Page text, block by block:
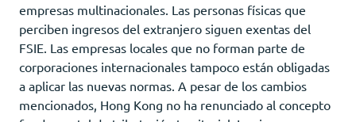
empresas multinacionales. Las personas físicas que
perciben ingresos del extranjero siguen exentas del
FSIE. Las empresas locales que no forman parte de
corporaciones internacionales tampoco están obligadas
a aplicar las nuevas normas. A pesar de los cambios
mencionados, Hong Kong no ha renunciado al concepto